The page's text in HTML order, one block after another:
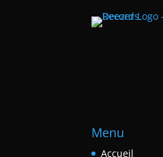
Menu
Accueil